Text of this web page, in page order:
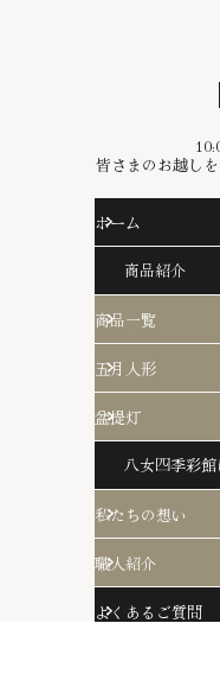
皆さまのお越し
ホーム
商品紹介
商品一覧
五月人形
盆提灯
八女四季彩
私たちの想い
職人紹介
よくあるご質問